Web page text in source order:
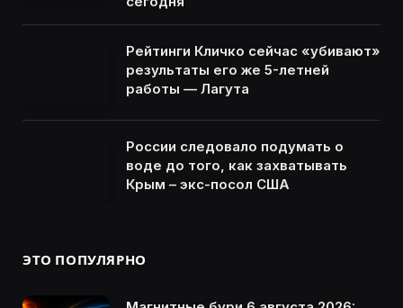
Рейтинги Кличко сейчас «убивают»
результаты его же 5-летней
работы — Лагута
России следовало подумать о
воде до того, как захватывать
Крым – экс-посол США
ЭТО ПОПУЛЯРНО